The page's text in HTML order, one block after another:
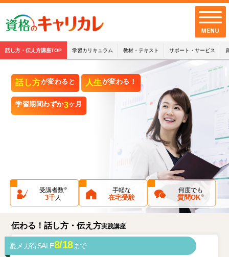
全講座一覧
キャリカレの品質
サポート・サービス
お問い合わせ
配送・支払・返品について
話し方・伝え方講座TOP 学習カリキュラム 教材・テキスト サポート・サービス
話し方が変わると 人生が変わる！
学習期間わずか3ヶ月
受講者数※
3千 人
手軽な
在宅受験
何度でも
質問OK※
伝わる！話し方・伝え方実践講座
夏メガ得SALE8/18まで